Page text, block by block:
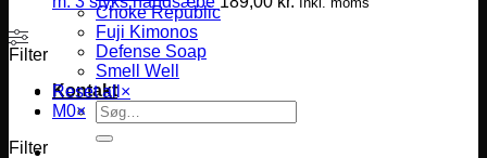
Choke Republic
Fuji Kimonos
Defense Soap
Smell Well
Kontakt
Søg
efter:
Filter
Reset all ×
M0×
Filter